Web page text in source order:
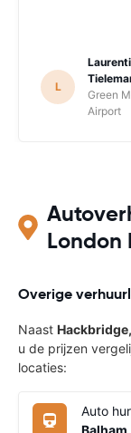
L
Green
Airport
London
Overige
Naast
u de prijzen
locaties:
Auto